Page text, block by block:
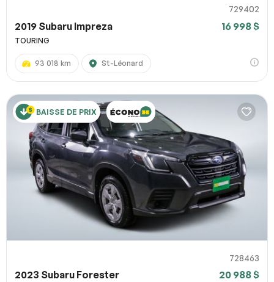
729402
2019 Subaru Impreza 16 998 $
TOURING
93 018 km St-Léonard
BAISSE DE PRIX
728463
2023 Subaru Forester 20 988 $